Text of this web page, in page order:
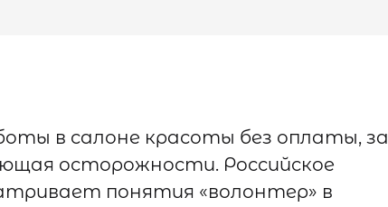
в салоне красоты без оплаты, за
осторожности. Российское
понятия «волонтер» в